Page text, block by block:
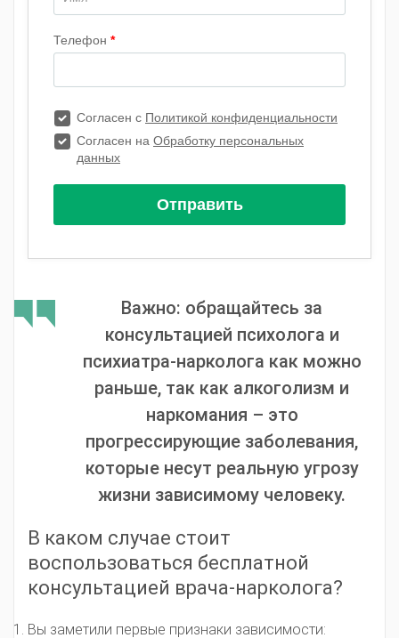
Важно: обращайтесь за
консультацией психолога и
психиатра-нарколога как можно
раньше, так как алкоголизм и
наркомания – это
прогрессирующие заболевания,
которые несут реальную угрозу
жизни зависимому человеку.
В каком случае стоит
воспользоваться бесплатной
консультацией врача-нарколога?
Вы заметили первые признаки зависимости: